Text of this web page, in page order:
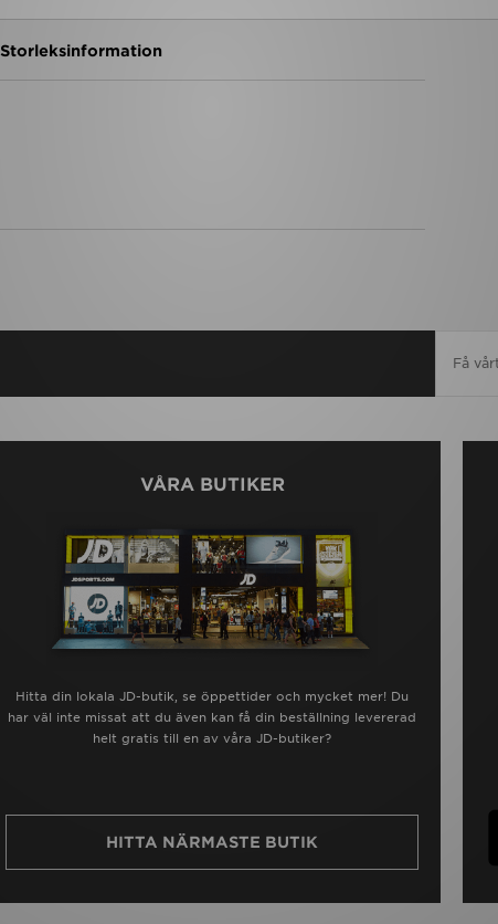
Storleksinformation
VÅRA BUTIKER
Hitta din lokala JD-butik, se öppettider och mycket mer! Du
har väl inte missat att du även kan få din beställning levererad
helt gratis till en av våra JD-butiker?
HITTA NÄRMASTE BUTIK